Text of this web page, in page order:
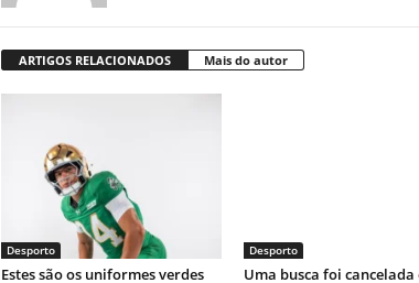
ARTIGOS RELACIONADOS Mais do autor
Desporto
Estes são os uniformes verdes
Desporto
Uma busca foi cancelada